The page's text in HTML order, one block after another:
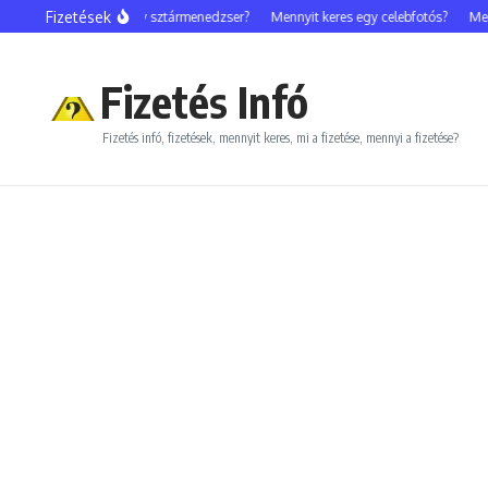
Ugrás a tartalomhoz
Fizetések
Mennyit keres egy sztármenedzser? Mennyit keres egy celebfotós?
Fizetés Infó
Fizetés infó, fizetések, mennyit keres, mi a fizetése, mennyi a fizetése?